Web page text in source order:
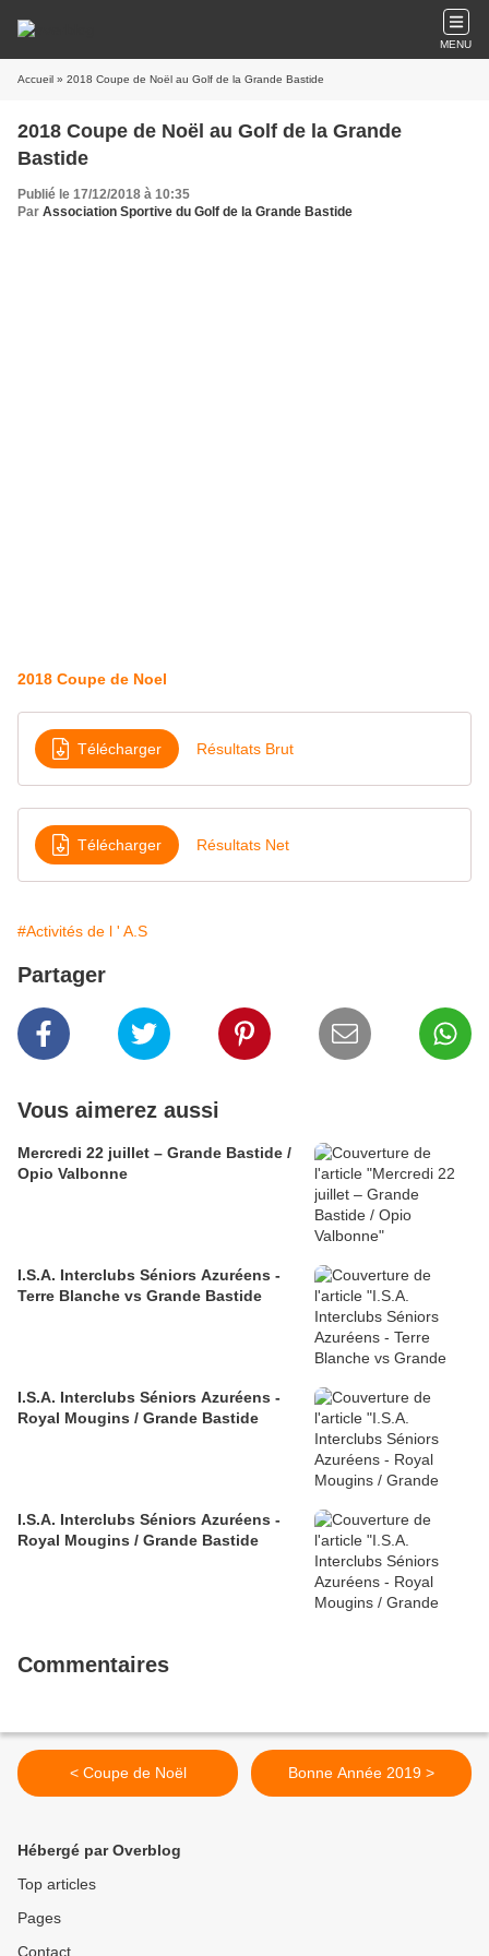
MENU
Accueil » 2018 Coupe de Noël au Golf de la Grande Bastide
2018 Coupe de Noël au Golf de la Grande
Bastide
Publié le 17/12/2018 à 10:35
Par Association Sportive du Golf de la Grande Bastide
2018 Coupe de Noel
Télécharger Résultats Brut
Télécharger Résultats Net
#Activités de l ' A.S
Partager
Vous aimerez aussi
Mercredi 22 juillet – Grande Bastide /
Opio Valbonne
I.S.A. Interclubs Séniors Azuréens -
Terre Blanche vs Grande Bastide
I.S.A. Interclubs Séniors Azuréens -
Royal Mougins / Grande Bastide
I.S.A. Interclubs Séniors Azuréens -
Royal Mougins / Grande Bastide
Commentaires
< Coupe de Noël Bonne Année 2019 >
Hébergé par Overblog
Top articles
Pages
Contact